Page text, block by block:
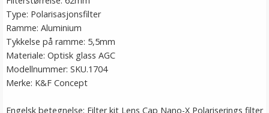
Type: Polarisasjonsfilter
Ramme: Aluminium
Tykkelse på ramme: 5,5mm
Materiale: Optisk glass AGC
Modellnummer: SKU.1704
Merke: K&F Concept
Engelsk betegnelse: Filter kit Lens Cap Nano-X Polariserings filter